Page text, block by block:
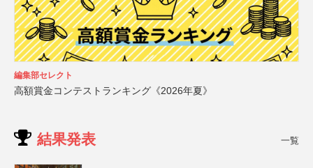
編集部セレクト
高額賞金コンテストランキング《2026年夏》
結果発表 一覧